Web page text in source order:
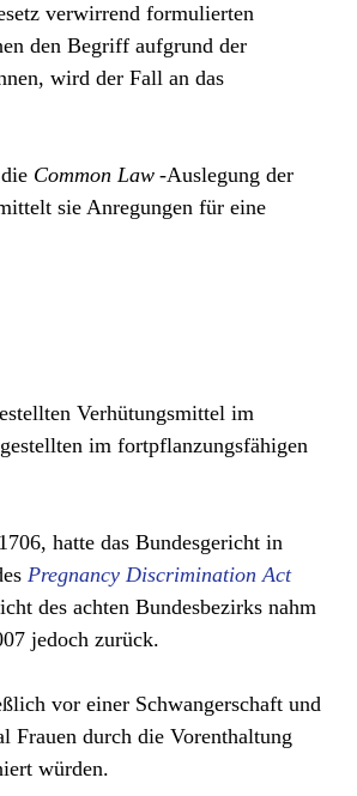
verwirrend formulierten
den Begriff aufgrund der
wird der Fall an das
Common Law -Auslegung der
sie Anregungen für eine
Verhütungsmittel im
im fortpflanzungsfähigen
hatte das Bundesgericht in
Pregnancy Discrimination Act
des achten Bundesbezirks nahm
jedoch zurück.
vor einer Schwangerschaft und
Frauen durch die Vorenthaltung
würden.